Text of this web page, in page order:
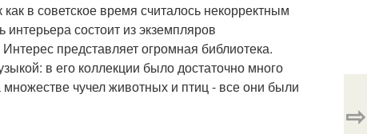
в советское время считалось некорректным
состоит из экземпляров
представляет огромная библиотека.
в его коллекции было достаточно много
чучел животных и птиц - все они были
⇨